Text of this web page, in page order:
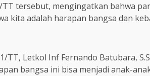
tersebut, mengingatkan bahwa
kita adalah harapan bangsa dan
TT, Letkol Inf Fernando Batubara,
bangsa ini bisa menjadi anak-